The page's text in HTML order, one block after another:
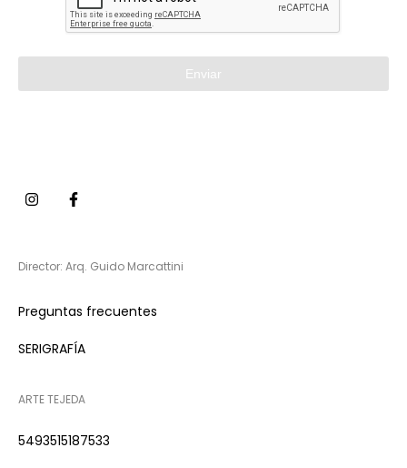
Enviar
Director: Arq. Guido Marcattini
Preguntas frecuentes
SERIGRAFÍA
ARTE TEJEDA
5493515187533